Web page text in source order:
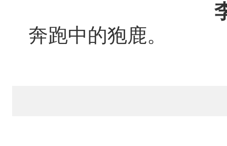
奔跑中的狍鹿。